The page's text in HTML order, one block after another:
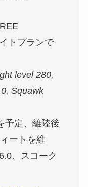
トプランで
level 280,
Squawk
予定、離陸後
ートを維
、スコーク